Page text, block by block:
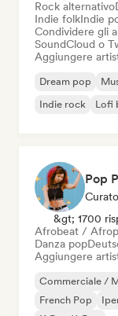
Rock alternativo
Indie folkIndie
Condividere gli
SoundCloud o
Aggiungere
Dream pop
Indie rock
Lofi
Pop
&gt; 1700
Afrobeat /
Danza pop
Aggiungere
Commerciale /
French Pop